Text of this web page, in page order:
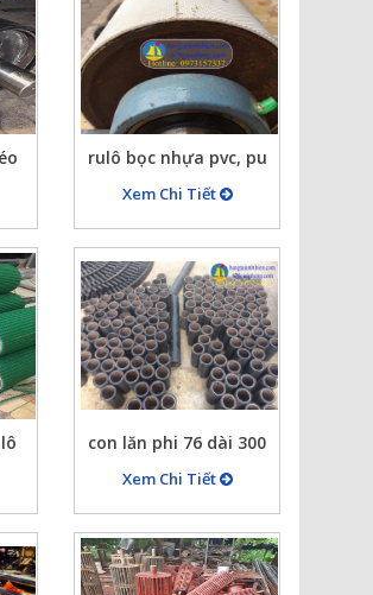
rulô bọc nhựa pvc, pu
có nhám ( bọc pvc, pu
cho lô kéo, lô kéo bọc
pu, pvc…)
Xem Chi Tiết
con lăn phi 76 dài 300
bọc cao su
Xem Chi Tiết